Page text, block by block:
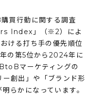
買行動に関する調査
Index」（※2）によ
ける打ち手の優先順位
の第5位から2024年に
マーケティングの
創出」や「ブランド形
らかになっています。